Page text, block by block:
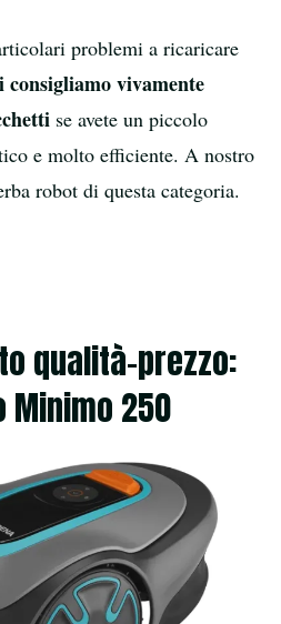
problemi a ricaricare
consigliamo vivamente
se avete un piccolo
e molto efficiente. A nostro
robot di questa categoria.
qualità-prezzo:
Minimo 250